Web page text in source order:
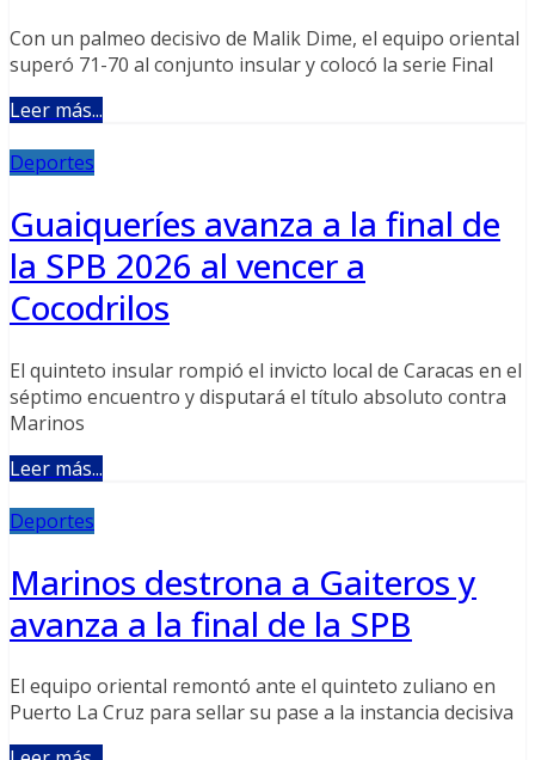
Con un palmeo decisivo de Malik Dime, el equipo oriental
superó 71-70 al conjunto insular y colocó la serie Final
Leer más...
Deportes
Guaiqueríes avanza a la final de
la SPB 2026 al vencer a
Cocodrilos
El quinteto insular rompió el invicto local de Caracas en el
séptimo encuentro y disputará el título absoluto contra
Marinos
Leer más...
Deportes
Marinos destrona a Gaiteros y
avanza a la final de la SPB
El equipo oriental remontó ante el quinteto zuliano en
Puerto La Cruz para sellar su pase a la instancia decisiva